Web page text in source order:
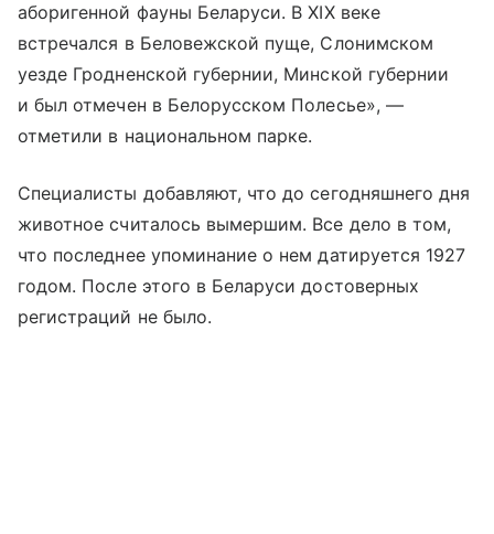
аборигенной фауны Беларуси. В XIX веке
встречался в Беловежской пуще, Слонимском
уезде Гродненской губернии, Минской губернии
и был отмечен в Белорусском Полесье», —
отметили в национальном парке.
Специалисты добавляют, что до сегодняшнего дня
животное считалось вымершим. Все дело в том,
что последнее упоминание о нем датируется 1927
годом. После этого в Беларуси достоверных
регистраций не было.